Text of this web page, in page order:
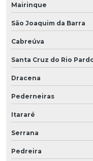
Mairinque
São Joaquim da Barra
Cabreúva
Santa Cruz do Rio
Dracena
Pederneiras
Itararé
Serrana
Pedreira